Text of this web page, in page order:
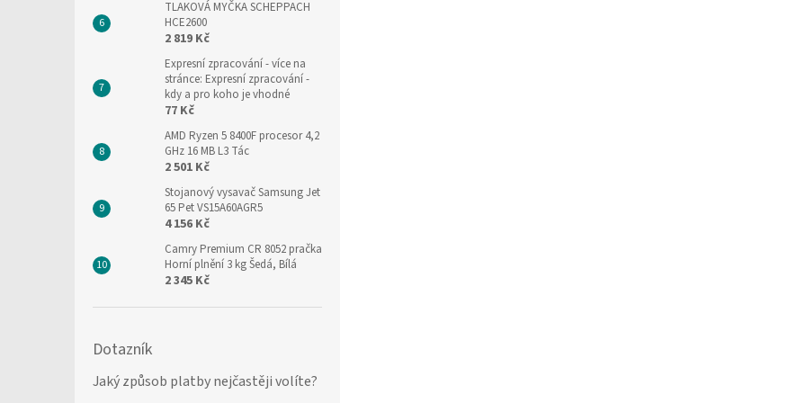
TLAKOVÁ MYČKA SCHEPPACH
HCE2600
2 819 Kč
Expresní zpracování- více na
stránce: Expresní zpracování -
kdy a pro koho je vhodné
77 Kč
AMD Ryzen 5 8400F procesor 4,2
GHz 16 MB L3 Tác
2 501 Kč
Stojanový vysavač Samsung Jet
65 Pet VS15A60AGR5
4 156 Kč
Camry Premium CR 8052 pračka
Horní plnění 3 kg Šedá, Bílá
2 345 Kč
Dotazník
Jaký způsob platby nejčastěji volíte?